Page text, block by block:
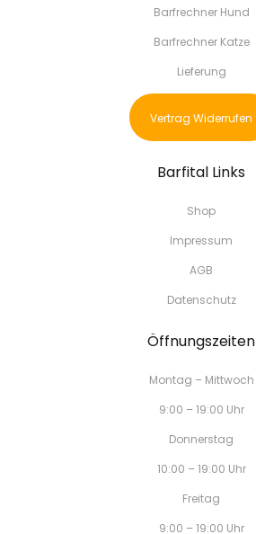
Barfrechner Hund
Barfrechner Katze
Lieferung
Vertrag Widerrufen
Barfital Links
Shop
Impressum
AGB
Datenschutz
Öffnungszeiten
Montag – Mittwoch
9:00 – 19:00 Uhr
Donnerstag
10:00 – 19:00 Uhr
Freitag
9:00 – 19:00 Uhr